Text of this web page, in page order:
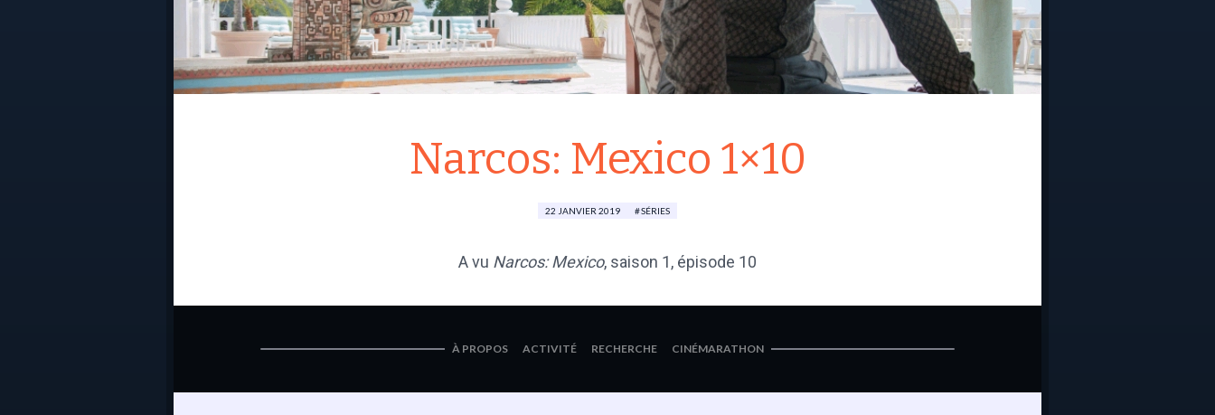
Narcos: Mexico 1×10
22 JANVIER 2019 SÉRIES
A vu Narcos: Mexico, saison 1, épisode 10
À PROPOS ACTIVITÉ RECHERCHE CINÉMARATHON